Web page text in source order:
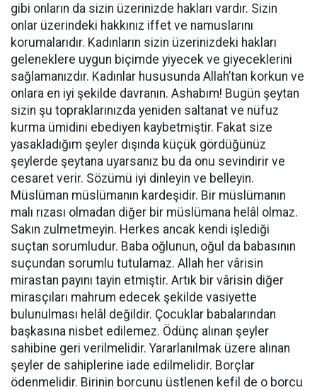
gibi onların da sizin üzerinizde hakları vardır. Sizin
onlar üzerindeki hakkınız iffet ve namuslarını
korumalarıdır. Kadınların sizin üzerinizdeki hakları
geleneklere uygun biçimde yiyecek ve giyeceklerini
sağlamanızdır. Kadınlar hususunda Allah’tan korkun ve
onlara en iyi şekilde davranın. Ashabım! Bugün şeytan
sizin şu topraklarınızda yeniden saltanat ve nüfuz
kurma ümidini ebediyen kaybetmiştir. Fakat size
yasakladığım şeyler dışında küçük gördüğünüz
şeylerde şeytana uyarsanız bu da onu sevindirir ve
cesaret verir. Sözümü iyi dinleyin ve belleyin.
Müslüman müslümanın kardeşidir. Bir müslümanın
malı rızası olmadan diğer bir müslümana helâl olmaz.
Sakın zulmetmeyin. Herkes ancak kendi işlediği
suçtan sorumludur. Baba oğlunun, oğul da babasının
suçundan sorumlu tutulamaz. Allah her vârisin
mirastan payını tayin etmiştir. Artık bir vârisin diğer
mirasçıları mahrum edecek şekilde vasiyette
bulunulması helâl değildir. Çocuklar babalarından
başkasına nisbet edilemez. Ödünç alınan şeyler
sahibine geri verilmelidir. Yararlanılmak üzere alınan
şeyler de sahiplerine iade edilmelidir. Borçlar
ödenmelidir. Birinin borcunu üstlenen kefil de o borcu